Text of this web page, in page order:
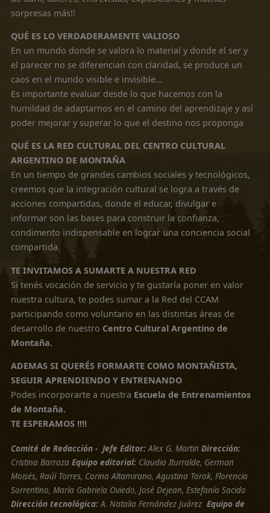
YA ESTAMOS EN FEBRERO COMENZANDO EL AÑO!!!
Tenemos un año lleno de esperanzas, de sueños, de
proyectos que creemos que podremos realizar con
trabajo, perseverancia y dedicación.
Este año, en julio, vamos a cumplir 25 años de trabajo
ininterrumpido poniendo en valor nuestra cultura de
montaña.
TRANSITANDO UNA CRISIS DEL MONTAÑISMO A
MUNDIAL
Con las crisis vienen también las oportunidades de
renovación y transformación, hay en nuestra agenda
de abril; talleres, entrevistas, exposiciones y muchas
sorpresas más!!
QUÉ ES LO VERDADERAMENTE VALIOSO
En un mundo donde se valora lo material y donde el ser
caos en el mundo visible e invisible…
Es importante evaluar desde lo que hacemos con la
humildad de adaptarnos en el camino del aprendizaje y
poder mejorar y superar lo que el destino nos proponga
ARGENTINO DE MONTAÑA
En un tiempo de grandes cambios sociales y
creemos que la integración cultural se logra a través de
acciones compartidas, donde el educar, divulgar e